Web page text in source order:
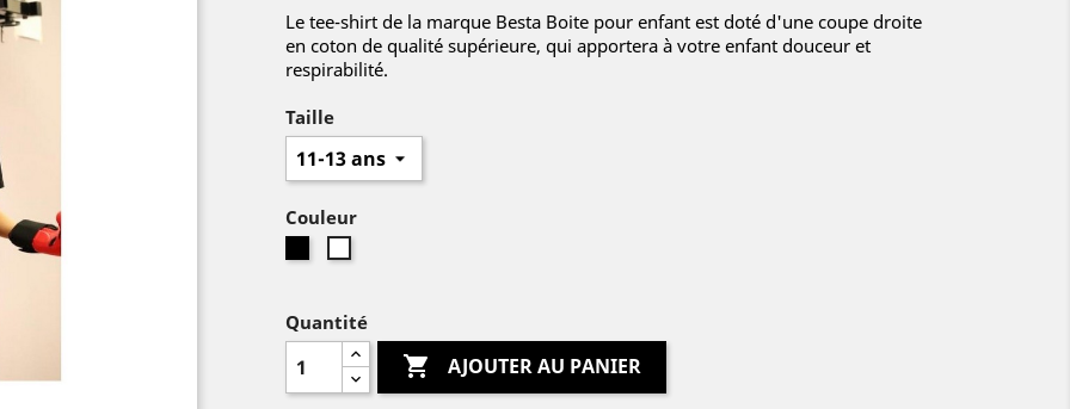
Le tee-shirt de la marque Besta Boite pour enfant est doté d'une coupe droite
en coton de qualité supérieure, qui apportera à votre enfant douceur et
respirabilité.
Taille
Couleur
Quantité
 AJOUTER AU PANIER